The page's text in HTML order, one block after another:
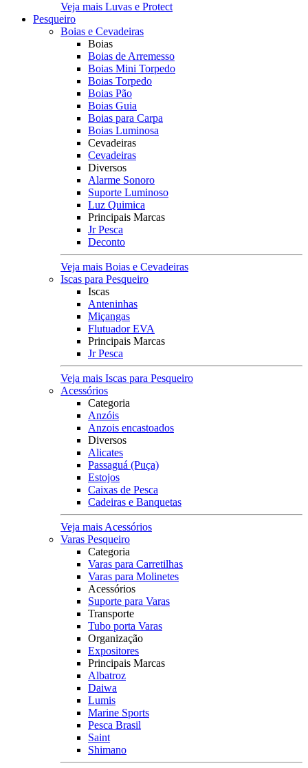
Veja mais Luvas e Protect
Pesqueiro
Boias e Cevadeiras
Boias
Boias de Arremesso
Boias Mini Torpedo
Boias Torpedo
Boias Pão
Boias Guia
Boias para Carpa
Boias Luminosa
Cevadeiras
Cevadeiras
Diversos
Alarme Sonoro
Suporte Luminoso
Luz Quimica
Principais Marcas
Jr Pesca
Deconto
Veja mais Boias e Cevadeiras
Iscas para Pesqueiro
Iscas
Anteninhas
Miçangas
Flutuador EVA
Principais Marcas
Jr Pesca
Veja mais Iscas para Pesqueiro
Acessórios
Categoria
Anzóis
Anzois encastoados
Diversos
Alicates
Passaguá (Puça)
Estojos
Caixas de Pesca
Cadeiras e Banquetas
Veja mais Acessórios
Varas Pesqueiro
Categoria
Varas para Carretilhas
Varas para Molinetes
Acessórios
Suporte para Varas
Transporte
Tubo porta Varas
Organização
Expositores
Principais Marcas
Albatroz
Daiwa
Lumis
Marine Sports
Pesca Brasil
Saint
Shimano